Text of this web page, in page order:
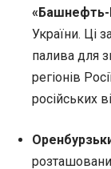
«Башнефть-
України. Ці
палива для
регіонів
російських